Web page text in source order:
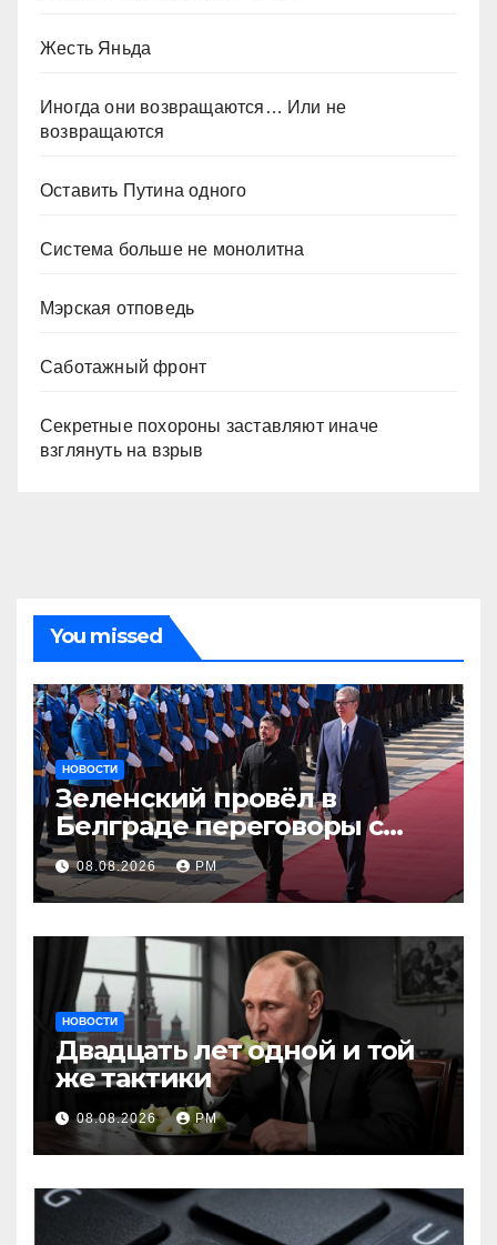
Жесть Яньда
Иногда они возвращаются… Или не
возвращаются
Оставить Путина одного
Система больше не монолитна
Мэрская отповедь
Саботажный фронт
Секретные похороны заставляют иначе
взглянуть на взрыв
You missed
НОВОСТИ
Зеленский провёл в
Белграде переговоры с
Вучичем
08.08.2026 РМ
НОВОСТИ
Двадцать лет одной и той
же тактики
08.08.2026 РМ